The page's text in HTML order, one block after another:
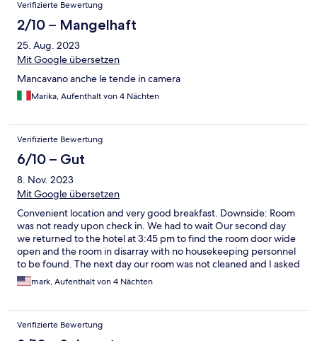
Verifizierte Bewertung
2/10 – Mangelhaft
25. Aug. 2023
Mit Google übersetzen
Mancavano anche le tende in camera
Marika, Aufenthalt von 4 Nächten
Verifizierte Bewertung
6/10 – Gut
8. Nov. 2023
Mit Google übersetzen
Convenient location and very good breakfast. Downside: Room
was not ready upon check in. We had to wait Our second day
we returned to the hotel at 3:45 pm to find the room door wide
open and the room in disarray with no housekeeping personnel
to be found. The next day our room was not cleaned and I asked
for fresh towels. The female manager then accused me pointing
her finger at me loudly saying "Untrue. untrue" to me. Where
unneeded stress from a poorly managed staff concerning these
incidents.
mark, Aufenthalt von 4 Nächten
Verifizierte Bewertung